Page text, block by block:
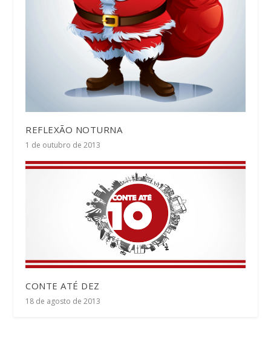
REFLEXÃO NOTURNA
1 de outubro de 2013
CONTE ATÉ DEZ
18 de agosto de 2013